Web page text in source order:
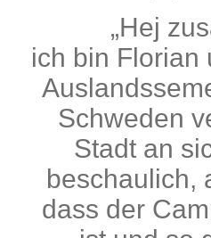
„Hej
ich bin Florian
Schweden
Stadt an
beschaulich,
dass der